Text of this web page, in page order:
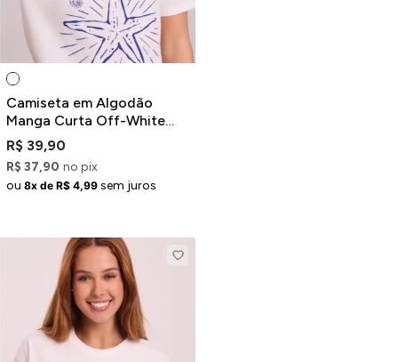
Camiseta em Algodão
Manga Curta Off-White
Estampada Sol e Estrela do
Mar
R$ 39,90
R$ 37,90 no pix
ou 8x de R$ 4,99 sem juros